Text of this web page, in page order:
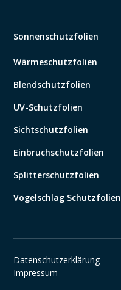
Sonnenschutzfolien
Wärmeschutzfolien
Blendschutzfolien
UV-Schutzfolien
Sichtschutzfolien
Einbruchschutzfolien
Splitterschutzfolien
Vogelschlag Schutzfolien
Datenschutzerklärung
Impressum